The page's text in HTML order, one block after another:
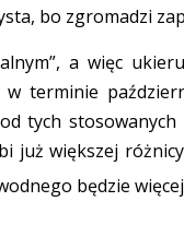
bo zgromadzi
a więc
w terminie
tych
już większej
będzie